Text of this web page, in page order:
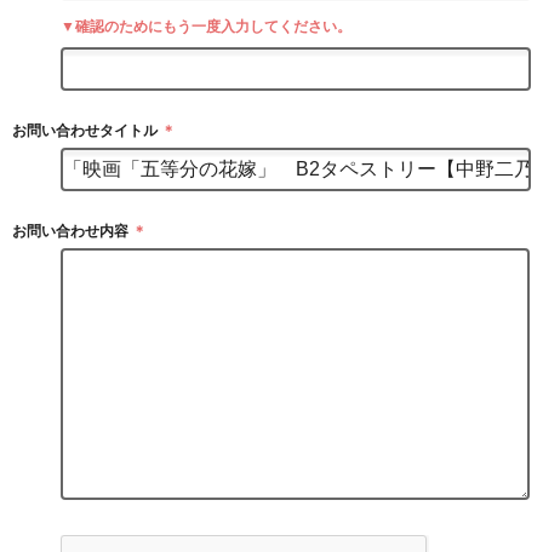
▼確認のためにもう一度入力してください。
お問い合わせタイトル ＊
お問い合わせ内容 ＊